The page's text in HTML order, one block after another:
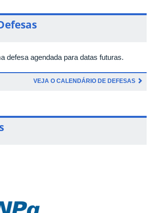
defesa agendada para datas futuras.
VEJA O CALENDÁRIO DE DEFESAS